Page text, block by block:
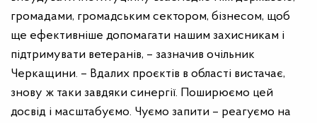
громадами, громадським сектором, бізнесом, щоб
ще ефективніше допомагати нашим захисникам і
підтримувати ветеранів, – зазначив очільник
Черкащини. – Вдалих проєктів в області вистачає,
знову ж таки завдяки синергії. Поширюємо цей
досвід і масштабуємо. Чуємо запити – реагуємо на